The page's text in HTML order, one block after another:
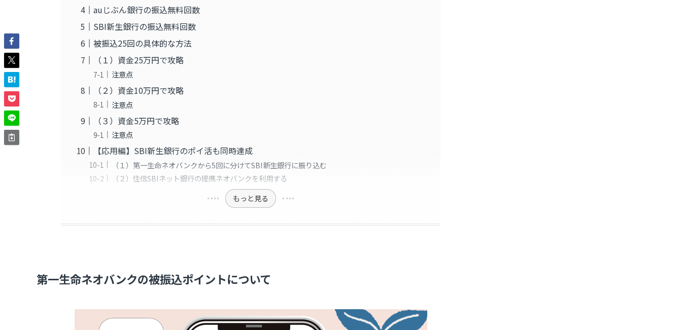
auじぶん銀行の振込無料回数
SBI新生銀行の振込無料回数
被振込25回の具体的な方法
（１）資金25万円で攻略
注意点
（２）資金10万円で攻略
注意点
（３）資金5万円で攻略
注意点
【応用編】SBI新生銀行のポイ活も同時達成
（１）第一生命ネオバンクから5回に分けてSBI新生銀行に振り込む
（２）住信SBIネット銀行の提携ネオバンクを利用する
もっと見る
第一生命ネオバンクの被振込ポイントについて